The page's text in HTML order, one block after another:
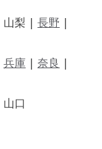
山梨 | 長野 |
兵庫 | 奈良 |
山口